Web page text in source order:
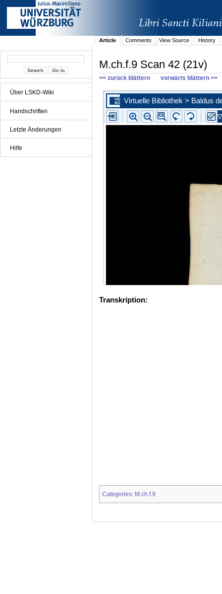
Über LSKD-Wiki
Handschriften
Letzte Änderungen
Hilfe
Article Comments View Source History
M.ch.f.9 Scan 42 (21v)
<< zurück blättern vorwärts blättern >>
Transkription:
Categories: M.ch.f.9